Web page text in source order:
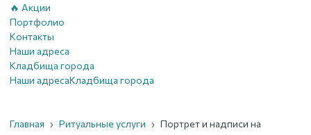
🔥 Акции
Портфолио
Контакты
Наши адреса
Кладбища города
Наши адресаКладбища города
Главная › Ритуальные услуги › Портрет и надписи на